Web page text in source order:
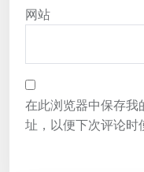
网站
在此浏览器中保存我
址，以便下次评论时